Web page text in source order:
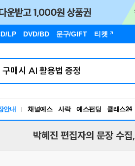
LP DVD/BD 문구/GIFT 티켓
안내 채널예스 사락 예스펀딩 클래스24
박혜진 편집자의 문장 수집,